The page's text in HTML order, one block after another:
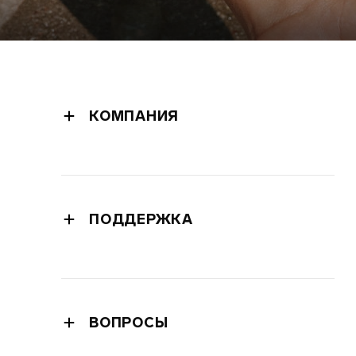
КОМПАНИЯ
пресс-офис
окружающая среда
ПОДДЕРЖКА
расширенная гарантия
ВОПРОСЫ